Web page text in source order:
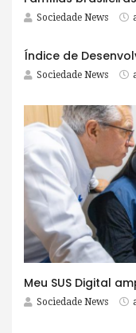
Sociedade News
Sociedade News
Sociedade News